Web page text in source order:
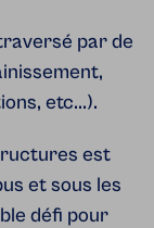
par de
etc...).
est
et sous les
défi pour